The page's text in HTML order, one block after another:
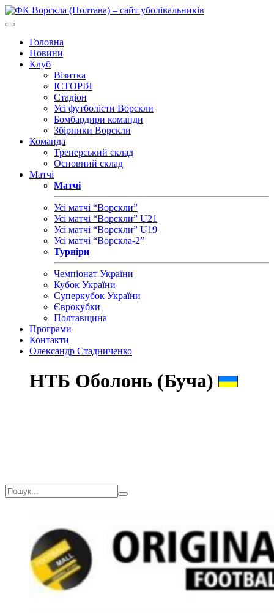
Головна
Новини
Клуб
Візитка
ІСТОРІЯ
Стадіон
Усі футболісти Ворскли
Бомбардири команди
Збірники Ворскли
Команда
Тренерський склад
Основний склад
Матчі
Матчі
Усі матчі “Ворскли”
Усі матчі “Ворскли” U21
Усі матчі “Ворскли” U19
Усі матчі “Ворскла-2”
Турніри
Чемпіонат України
Кубок України
Суперкубок України
Єврокубки
Полтавщина
Програми
Контакти
Олександр Стадниченко
НТБ Оболонь (Буча)